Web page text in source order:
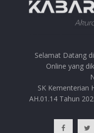
Selamat Datang
Online yang
SK Kementerian
AH.01.14 Tahun